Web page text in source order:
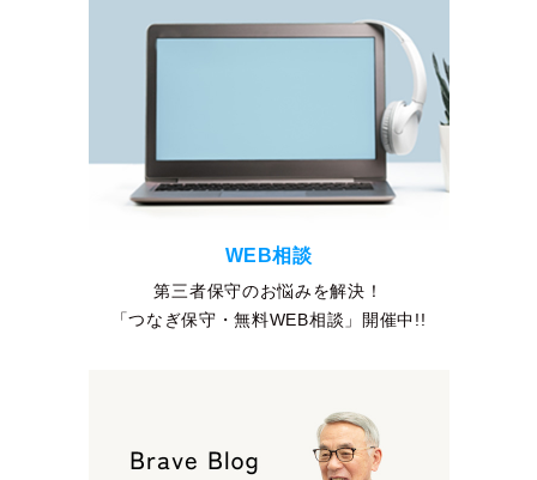
WEB相談
第三者保守のお悩みを解決！
「つなぎ保守・無料WEB相談」開催中!!